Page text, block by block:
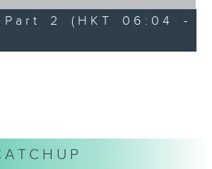
Part 2 (HKT 06:04 -